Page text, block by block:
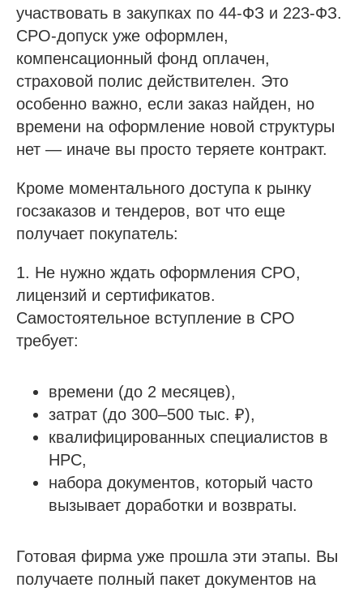
участвовать в закупках по 44-ФЗ и 223-ФЗ.
СРО-допуск уже оформлен,
компенсационный фонд оплачен,
страховой полис действителен. Это
особенно важно, если заказ найден, но
времени на оформление новой структуры
нет — иначе вы просто теряете контракт.
Кроме моментального доступа к рынку
госзаказов и тендеров, вот что еще
получает покупатель:
1. Не нужно ждать оформления СРО,
лицензий и сертификатов.
Самостоятельное вступление в СРО
требует:
времени (до 2 месяцев),
затрат (до 300–500 тыс. ₽),
квалифицированных специалистов в
НРС,
набора документов, который часто
вызывает доработки и возвраты.
Готовая фирма уже прошла эти этапы. Вы
получаете полный пакет документов на